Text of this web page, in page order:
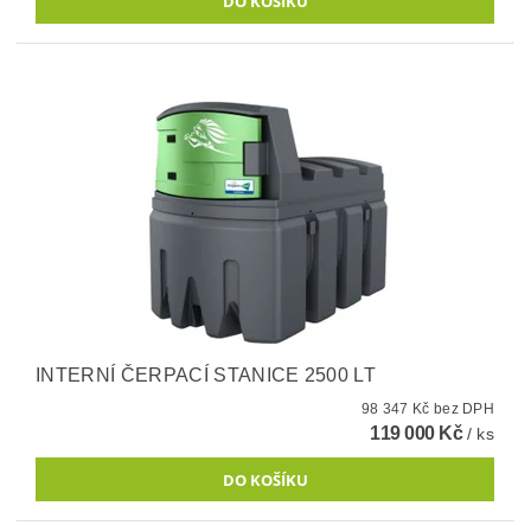
INTERNÍ ČERPACÍ STANICE 2500 LT
98 347 Kč bez DPH
119 000 Kč/ ks